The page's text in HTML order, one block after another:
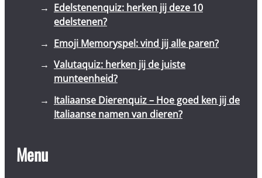
Edelstenenquiz: herken jij deze 10
edelstenen?
Emoji Memoryspel: vind jij alle paren?
Valutaquiz: herken jij de juiste
munteenheid?
Italiaanse Dierenquiz – Hoe goed ken jij de
Italiaanse namen van dieren?
Menu